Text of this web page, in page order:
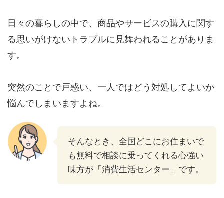
日々の暮らしの中で、商品やサービスの購入に関す
る思いがけないトラブルに見舞われることがありま
す。
突然のことで戸惑い、一人ではどう対処してよいか
悩んでしまいますよね。
そんなとき、全国どこにお住まいで
も無料で相談に乗ってくれる心強い
味方が「消費生活センター」です。